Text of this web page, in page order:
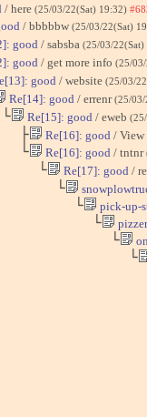
/ here (25/03/22(Sat) 19:32)
/ bbbbbw (25/03/22(Sat)
good / sabsba (25/03/
good / get more info (25/
good / website (25/03/
Re[14]: good / errenr(25/
Re[15]: good / eweb
Re[16]: good /
Re[16]: good / tntnr
Re[17]: good /
pick-up-